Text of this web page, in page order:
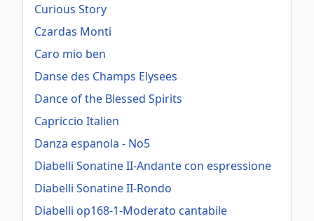
Curious Story
Czardas Monti
Caro mio ben
Danse des Champs Elysees
Dance of the Blessed Spirits
Capriccio Italien
Danza espanola - No5
Diabelli Sonatine II-Andante con espressione
Diabelli Sonatine II-Rondo
Diabelli op168-1-Moderato cantabile